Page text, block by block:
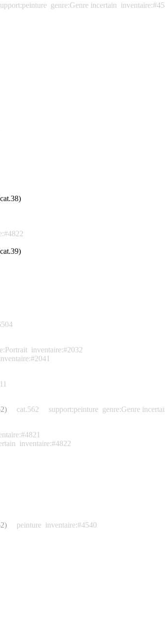
genre:Genre incertain
inventaire:#2032
cat.562 support:peinture genre:Genre
inventaire:#4822
peinture inventaire:#4540